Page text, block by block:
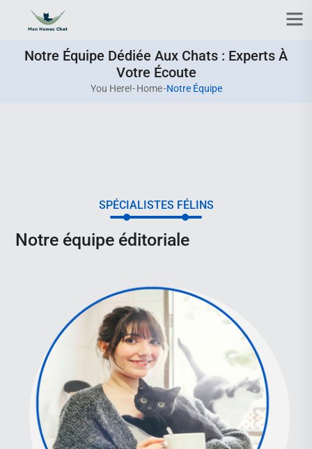
Notre Équipe Dédiée Aux Chats : Experts À
Votre Écoute
You Here!- Home-Notre Équipe
SPÉCIALISTES FÉLINS
Notre équipe éditoriale